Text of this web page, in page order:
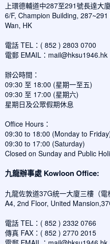
上環德輔道中287至291號長達大
6/F, Champion Building,
Wan, HK
電話 TEL：( 852 ) 2803 0700
電郵 EMAIL： mail@hksu1946.hk
辦公時間：
09:30 至 18:00 (星期一至五)
09:30 至 17:00 (星期六)
星期日及公眾假期休息
Office Hours：
09:30 to 18:00 (Monday to
09:30 to 17:00 (Saturday)
Closed on Sunday and Public
九龍辦事處 Kowloon Office:
九龍佐敦道37G統一大廈三樓（
A4, 2nd Floor, United
電話 TEL：( 852 ) 2332 0766
傳真 FAX：( 852 ) 2770 2015